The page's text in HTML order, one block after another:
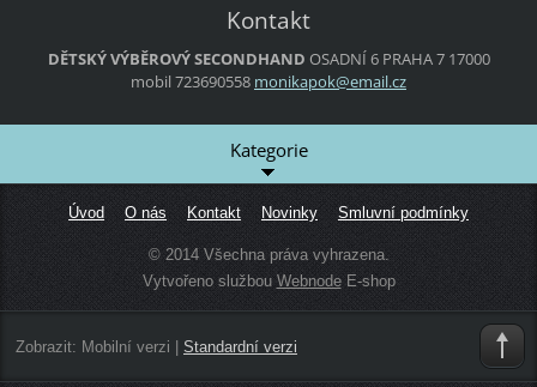
Kontakt
DĚTSKÝ VÝBĚROVÝ SECONDHAND OSADNÍ 6PRAHA 717000
mobil 723690558 monikapok@email.cz
Kategorie
Úvod O nás Kontakt Novinky Smluvní podmínky
© 2014 Všechna práva vyhrazena.
Vytvořeno službouWebnodeE-shop
Zobrazit: Mobilní verzi Standardní verzi